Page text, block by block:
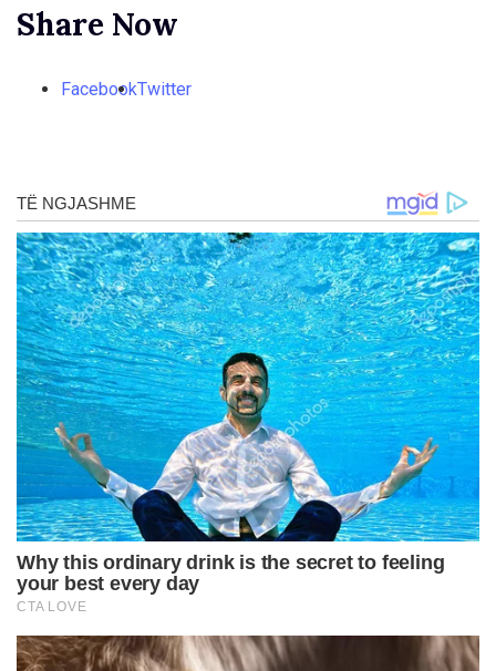
Share Now
FacebookTwitter